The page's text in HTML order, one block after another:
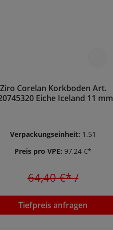
Ziro Corelan Korkboden Art.
Eiche Iceland 11 mm
Verpackungseinheit: 1.51
Preis pro VPE: 97,24 €*
64,40 €*/
Tiefpreis anfragen